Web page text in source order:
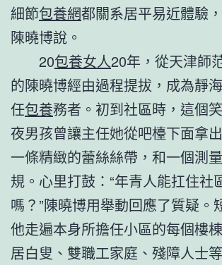
細節包養網都關系居平易近體驗
陳曉博說。
20包養女人20年，從天津師
的陳曉博經由過程提拔，成為靜
任包養務者。初到社區時，這個
夜男孩曾讓主任她從吧檯下面拿
一條精緻的蕾絲絲帶，和一個測
規。心里打鼓：“年青人能扛住社
嗎？”陳曉博用舉動回應了質疑。
他走遍本身所擔任小區的每個樓
居白叟、雙職工家庭、殘障人士